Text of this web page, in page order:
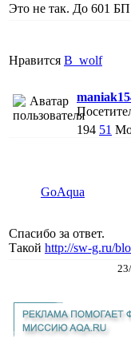
Это не так. До 601
Нравится B_wolf
194 51
GoAqua
Спасибо за ответ.
Такой http://sw-g.ru/